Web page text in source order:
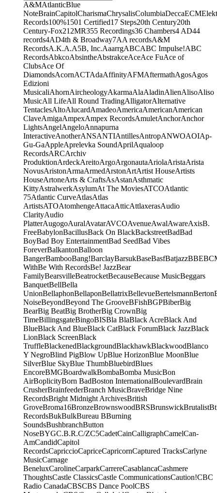
A&MAtlanticBlue
NoteBrainCapitolCharismaChrysalisColumbiaDeccaECM
Records100%1501 Certified17 Steps20th Century20th
Century-Fox21 2MR355 Recordings36 Chambers4 AD44
records4AD4th & Broadway7AA recordsA&M
RecordsA.K.A.A5B, Inc.AaarrgABCABC Impulse!ABC
RecordsAbkcoAbsintheAbstrakceAceAce FuAce of
ClubsAce Of
DiamondsAcornACTAdaAffinityAFMAftermathAgosAgos
Edizioni
MusicaliAhornAircheologyAkarmaAlaAladinAlienAlisoAliso
MusicAll LifeAll Round TradingAlligatorAlternative
TentaclesAltoAlucardAmadeoAmericaAmericanAmerican
ClaveAmigaAmpexAmpex RecordsAmuletAnchorAnchor
LightsAngelAngeloAnnapurna
InteractiveAnotherANSANTIAntillesAntropANWOAOIAp-
Gu-GaAppleAprelevka SoundAprilAqualoop
RecordsARCArchiv
ProduktionArdeckAreitoArgoArgonautaAriolaAristaArista
NovusAristonArmaArmedArstonArtArtist HouseArtists
HouseArtoneArts & CraftsAsAstanAsthmatic
KittyAstralwerkAsylumAt The MoviesATCOAtlantic
75Atlantic CurveAtlasAtlas
ArtistsATOAtomhengeAttacaAtticAttlaxerasAudio
ClarityAudio
PlatterAugogoAuralAvatarAVCOAvenueAwalAwareAxisB.
FreeBabylonBacillusBack On BlackBackstreetBadBad
BoyBad Boy EntertainmentBad SeedBad Vibes
ForeverBalkantonBalloon
BangerBambooBang!BarclayBarsukBaseBasfBatjazzBBE
WithBe With RecordsBe! JazzBear
FamilyBearsvilleBeatrocketBecauseBecause MusicBeggars
BanquetBellBella
UnionBellaphonBellaponBellatrixBellevueBertelsmannBerton
NoiseBeyondBeyond The GrooveBFishBGPBiberBig
BearBig BeatBig BrotherBig CrownBig
TimeBillingsgateBingoBISBla BlaBlack AcreBlack And
BlueBlack And BlueBlack CatBlack ForumBlack JazzBlack
LionBlack ScreenBlack
TruffleBlackenedBlackgroundBlackhawkBlackwoodBlanco
Y NegroBlind PigBlow UpBlue HorizonBlue MoonBlue
SilverBlue SkyBlue ThumbBluebirdBlues
EncoreBMGBoardwalkBombaBomba MusicBon
AirBoplicityBorn BadBoston InternationalBoulevardBrain
CrusherBrainfeederBranch MusicBraveBridge Nine
RecordsBright Midnight ArchivesBritish
GroveBroma16BronzeBrownswoodBRSBrunswickBrutalist
RecordsBukBulkBureau BBurning
SoundsBushbranchButton
NoseBYGC.B.R.C/ZC5CadetCainCalligraphCamelCan-
AmCandidCapitol
RecordsCapriccioCapriceCapricornCaptured TracksCarlyne
MusicCarnage
BeneluxCarolineCarparkCarrereCasablancaCashmere
ThoughtsCastle ClassicsCastle CommunicationsCaution!CBC
Radio CanadaCBSCBS Dance PoolCBS